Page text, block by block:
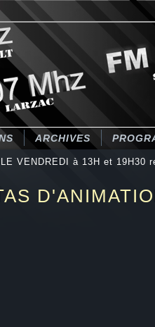
ARCHIVES
VENDREDI à 13H et